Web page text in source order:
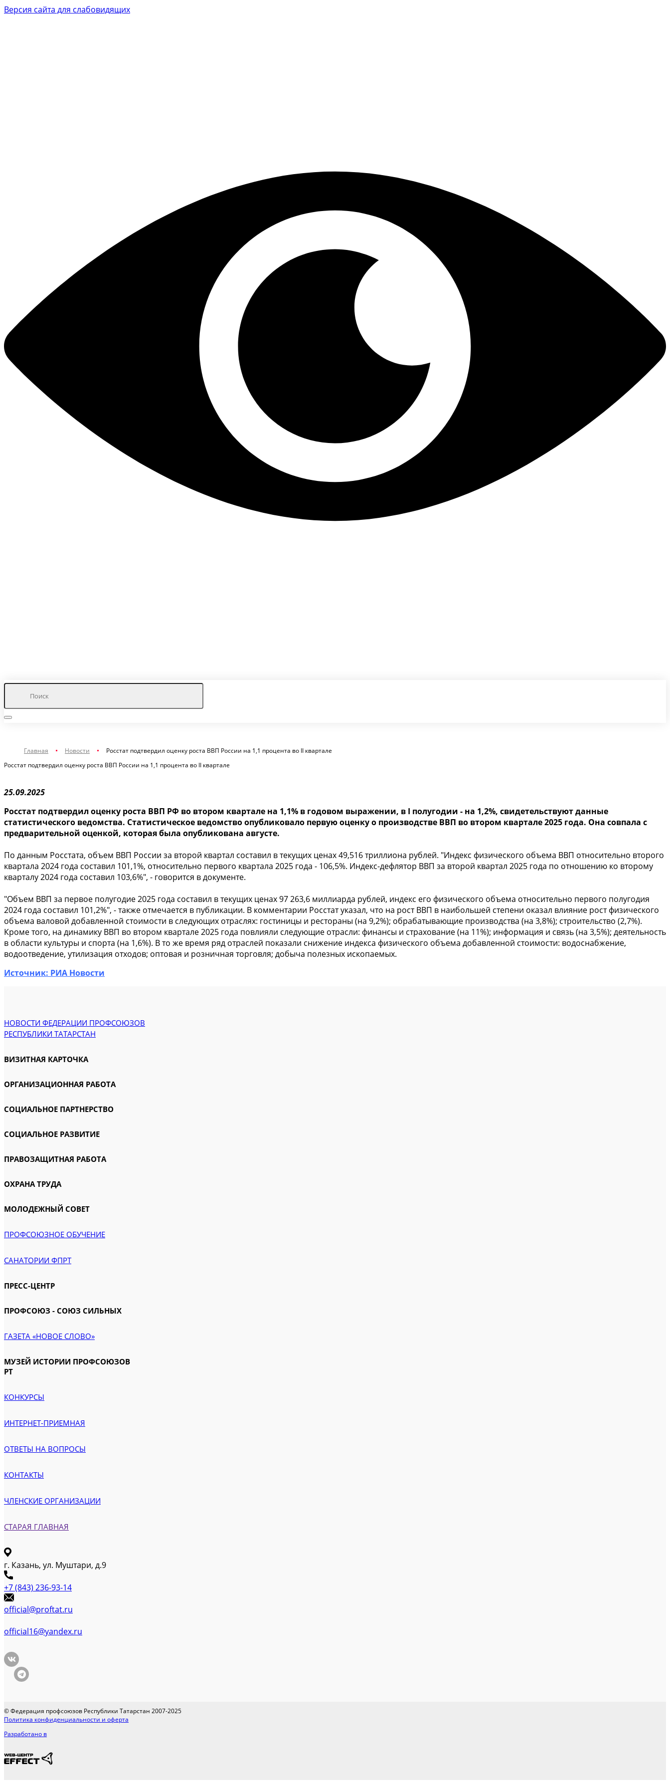
Версия сайта для слабовидящих
Главная Новости
Росстат подтвердил оценку роста ВВП России на 1,1 процента во II квартале
Росстат подтвердил оценку роста ВВП России на 1,1 процента во II квартале
25.09.2025
Росстат подтвердил оценку роста ВВП РФ во втором квартале на 1,1% в годовом выражении, в I полугодии - на 1,2%, свидетельствуют данные
статистического ведомства. Статистическое ведомство опубликовало первую оценку о производстве ВВП во втором квартале 2025 года. Она совпала с
предварительной оценкой, которая была опубликована августе.
По данным Росстата, объем ВВП России за второй квартал составил в текущих ценах 49,516 триллиона рублей. "Индекс физического объема ВВП относительно второго
квартала 2024 года составил 101,1%, относительно первого квартала 2025 года - 106,5%. Индекс-дефлятор ВВП за второй квартал 2025 года по отношению ко второму
кварталу 2024 года составил 103,6%", - говорится в документе.
"Объем ВВП за первое полугодие 2025 года составил в текущих ценах 97 263,6 миллиарда рублей, индекс его физического объема относительно первого полугодия
2024 года составил 101,2%", - также отмечается в публикации. В комментарии Росстат указал, что на рост ВВП в наибольшей степени оказал влияние рост физического
объема валовой добавленной стоимости в следующих отраслях: гостиницы и рестораны (на 9,2%); обрабатывающие производства (на 3,8%); строительство (2,7%).
Кроме того, на динамику ВВП во втором квартале 2025 года повлияли следующие отрасли: финансы и страхование (на 11%); информация и связь (на 3,5%); деятельность
в области культуры и спорта (на 1,6%). В то же время ряд отраслей показали снижение индекса физического объема добавленной стоимости: водоснабжение,
водоотведение, утилизация отходов; оптовая и розничная торговля; добыча полезных ископаемых.
Источник: РИА Новости
НОВОСТИ ФЕДЕРАЦИИ ПРОФСОЮЗОВ
РЕСПУБЛИКИ ТАТАРСТАН
ВИЗИТНАЯ КАРТОЧКА
ОРГАНИЗАЦИОННАЯ РАБОТА
СОЦИАЛЬНОЕ ПАРТНЕРСТВО
СОЦИАЛЬНОЕ РАЗВИТИЕ
ПРАВОЗАЩИТНАЯ РАБОТА
ОХРАНА ТРУДА
МОЛОДЕЖНЫЙ СОВЕТ
ПРОФСОЮЗНОЕ ОБУЧЕНИЕ
САНАТОРИИ ФПРТ
ПРЕСС-ЦЕНТР
ПРОФСОЮЗ - СОЮЗ СИЛЬНЫХ
ГАЗЕТА «НОВОЕ СЛОВО»
МУЗЕЙ ИСТОРИИ ПРОФСОЮЗОВ
РТ
КОНКУРСЫ
ИНТЕРНЕТ-ПРИЕМНАЯ
ОТВЕТЫ НА ВОПРОСЫ
КОНТАКТЫ
ЧЛЕНСКИЕ ОРГАНИЗАЦИИ
СТАРАЯ ГЛАВНАЯ
г. Казань, ул. Муштари, д.9
+7 (843) 236-93-14
official@proftat.ru
official16@yandex.ru
© Федерация профсоюзов Республики Татарстан 2007-2025
Политика конфиденциальности и оферта
Разработано в